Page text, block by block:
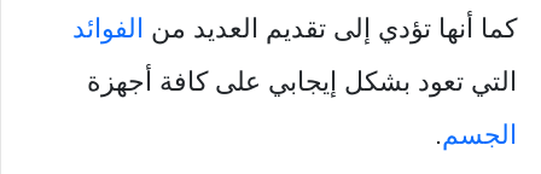
كما أنها تؤدي إلى تقديم العديد من الفوائد
التي تعود بشكل إيجابي على كافة أجهزة
الجسم.